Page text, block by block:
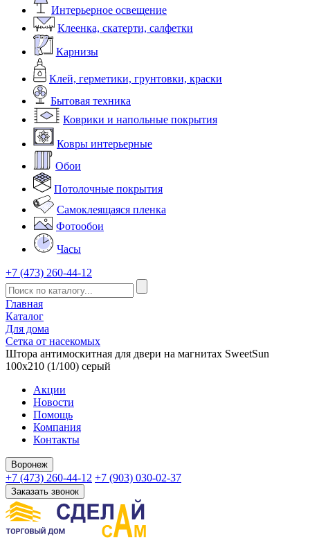
Интерьерное освещение
Клеенка, скатерти, салфетки
Карнизы
Клей, герметики, грунтовки, краски
Бытовая техника
Коврики и напольные покрытия
Ковры интерьерные
Обои
Потолочные покрытия
Самоклеящаяся пленка
Фотообои
Часы
+7 (473) 260-44-12
Главная
Каталог
Для дома
Сетка от насекомых
Штора антимоскитная для двери на магнитах SweetSun
100х210 (1/100) серый
Акции
Новости
Помощь
Компания
Контакты
Воронеж
+7 (473) 260-44-12 +7 (903) 030-02-37
Заказать звонок